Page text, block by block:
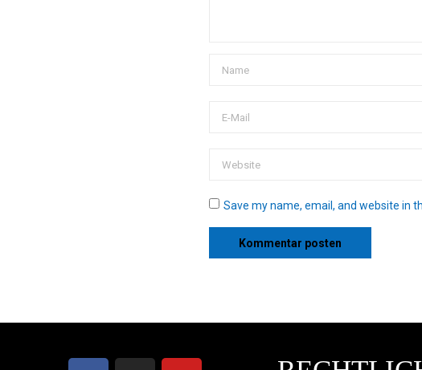
Save my name, email, and website in